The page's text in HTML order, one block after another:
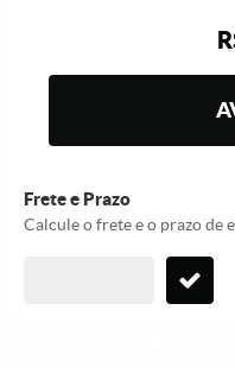
Frete e Prazo
Calcule o frete e o prazo de